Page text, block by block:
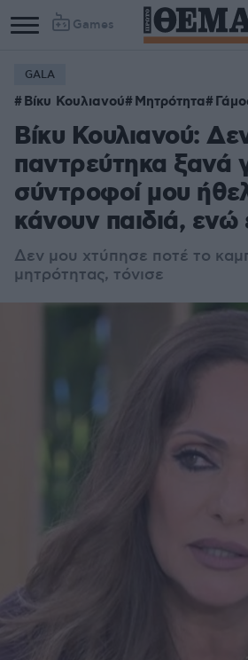
Games
GALA
Βίκυ Κουλιανού Μητρότητα
Βίκυ Κουλιανού:
παντρεύτηκα ξανά
σύντροφοί μου
κάνουν παιδιά, ενώ
Δεν μου χτύπησε ποτέ το
μητρότητας, τόνισε